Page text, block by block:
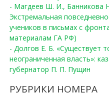
- Магдеев Ш. И., Банникова
Экстремальная
учеников в письмах с
материалам ГА РФ)
- Долгов Е. Б. «Существует
неограниченная власть»:
губернатор П. П. Пущин
РУБРИКИ НОМЕРА